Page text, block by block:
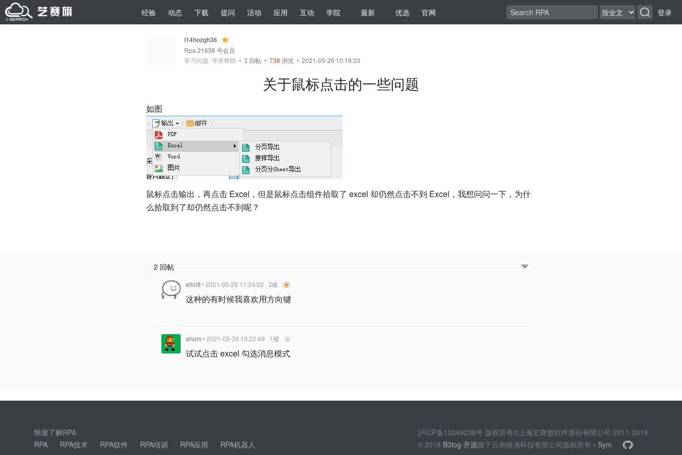
经验 动态 下载 提问 活动 应用 互动 学院 最新 优选 官网 登录
l14hozgh36
Rpa 21638 号会员
学习问题 寻求帮助 • 2 回帖 • 738 浏览 • 2021-05-26 10:19:33
关于鼠标点击的一些问题
如图
鼠标点击输出，再点击 Excel，但是鼠标点击组件拾取了 excel 却仍然点击不到 Excel，我想问问一下，为什
么拾取到了却仍然点击不到呢？
2 回帖
elliott• 2021-05-26 11:24:02 2楼
这种的有时候我喜欢用方向键
ahom • 2021-05-26 10:22:49 1楼
试试点击 excel 勾选消息模式
快速了解RPA
RPA
RPA技术 RPA软件 RPA培训 RPA应用 RPA机器人
沪ICP备12049238号 版权所有©上海艺赛旗软件股份有限公司 2011-2018
© 2018 B3log 开源旗下云南链滴科技有限公司版权所有 • Sym